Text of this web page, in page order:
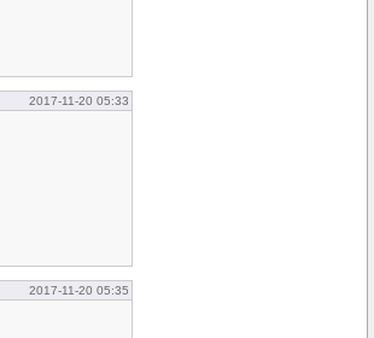
2017-11-20 05:33
2017-11-20 05:35